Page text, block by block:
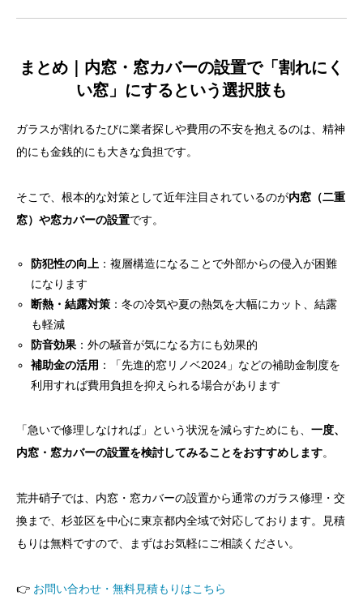
まとめ｜内窓・窓カバーの設置で「割れにく
い窓」にするという選択肢も
ガラスが割れるたびに業者探しや費用の不安を抱えるのは、精神
的にも金銭的にも大きな負担です。
そこで、根本的な対策として近年注目されているのが内窓（二重
窓）や窓カバーの設置です。
防犯性の向上 ：複層構造になることで外部からの侵入が困難
になります
断熱・結露対策 ：冬の冷気や夏の熱気を大幅にカット、結露
も軽減
防音効果 ：外の騒音が気になる方にも効果的
補助金の活用 ：「先進的窓リノベ2024」などの補助金制度を
利用すれば費用負担を抑えられる場合があります
「急いで修理しなければ」という状況を減らすためにも、 一度、
内窓・窓カバーの設置を検討してみることをおすすめします。
荒井硝子では、内窓・窓カバーの設置から通常のガラス修理・交
換まで、杉並区を中心に東京都内全域で対応しております。見積
もりは無料ですので、まずはお気軽にご相談ください。
👉 お問い合わせ・無料見積もりはこちら